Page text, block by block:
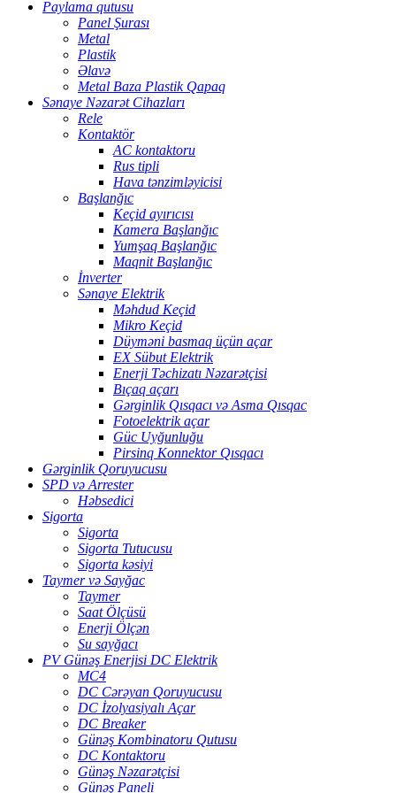
Paylama qutusu
Panel Şurası
Metal
Plastik
Əlavə
Metal Baza Plastik Qapaq
Sənaye Nəzarət Cihazları
Rele
Kontaktör
AC kontaktoru
Rus tipli
Hava tənzimləyicisi
Başlanğıc
Keçid ayırıcısı
Kamera Başlanğıc
Yumşaq Başlanğıc
Maqnit Başlanğıc
İnverter
Sənaye Elektrik
Məhdud Keçid
Mikro Keçid
Düyməni basmaq üçün açar
EX Sübut Elektrik
Enerji Təchizatı Nəzarətçisi
Bıçaq açarı
Gərginlik Qısqacı və Asma Qısqac
Fotoelektrik açar
Güc Uyğunluğu
Pirsinq Konnektor Qısqacı
Gərginlik Qoruyucusu
SPD və Arrester
Həbsedici
Sigorta
Sigorta
Sigorta Tutucusu
Sigorta kəsiyi
Taymer və Sayğac
Taymer
Saat Ölçüsü
Enerji Ölçən
Su sayğacı
PV Günəş Enerjisi DC Elektrik
MC4
DC Cərəyan Qoruyucusu
DC İzolyasiyalı Açar
DC Breaker
Günəş Kombinatoru Qutusu
DC Kontaktoru
Günəş Nəzarətçisi
Günəş Paneli